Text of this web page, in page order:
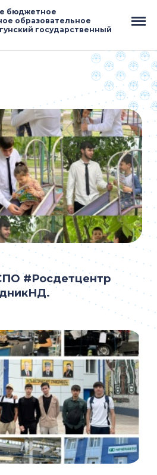
бюджетное
образовательное
государственный
#Росдетцентр